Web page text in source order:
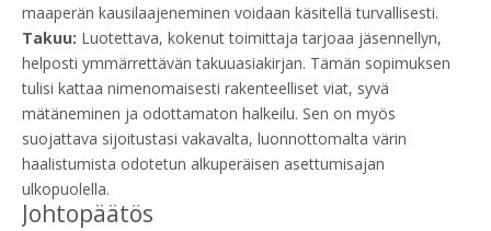
maaperän kausilaajeneminen voidaan käsitellä turvallisesti.
Takuu: Luotettava, kokenut toimittaja tarjoaa jäsennellyn,
helposti ymmärrettävän takuuasiakirjan. Tämän sopimuksen
tulisi kattaa nimenomaisesti rakenteelliset viat, syvä
mätäneminen ja odottamaton halkeilu. Sen on myös
suojattava sijoitustasi vakavalta, luonnottomalta värin
haalistumista odotetun alkuperäisen asettumisajan
ulkopuolella.
Johtopäätös